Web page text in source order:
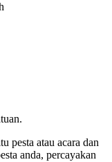
pesta atau acara dan
anda, percayakan